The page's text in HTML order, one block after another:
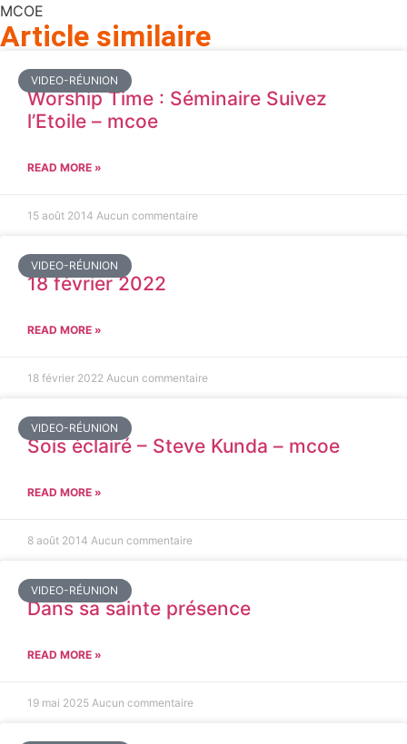
MCOE
Article similaire​
VIDEO-RÉUNION
Worship Time : Séminaire Suivez
l’Etoile – mcoe
READ MORE »
15 août 2014 Aucun commentaire
VIDEO-RÉUNION
18 février 2022
READ MORE »
18 février 2022 Aucun commentaire
VIDEO-RÉUNION
Sois éclairé – Steve Kunda – mcoe
READ MORE »
8 août 2014 Aucun commentaire
VIDEO-RÉUNION
Dans sa sainte présence
READ MORE »
19 mai 2025 Aucun commentaire